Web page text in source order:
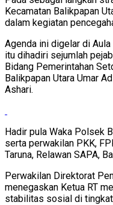
Kecamatan Balikpapan
dalam kegiatan
Agenda ini digelar di Aula
itu dihadiri sejumlah
Bidang Pemerintahan
Balikpapan Utara Umar
Ashari.
Hadir pula Waka Polsek
serta perwakilan PKK,
Taruna, Relawan SAPA,
Perwakilan Direktorat
menegaskan Ketua RT
stabilitas sosial di tingkat